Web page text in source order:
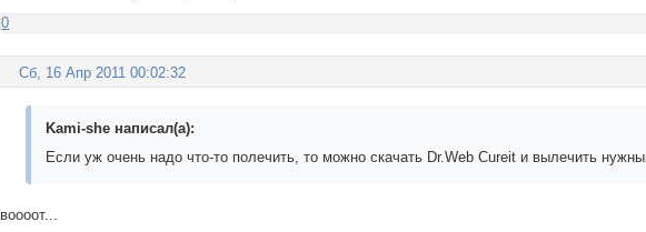
0
Сб, 16 Апр 2011 00:02:32
Kami-she написал(а):
Если уж очень надо что-то полечить, то можно скачать Dr.Web Cureit и вылечить
воооот...